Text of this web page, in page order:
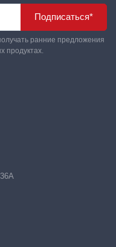
Подписаться*
ранние предложения
продуктах.